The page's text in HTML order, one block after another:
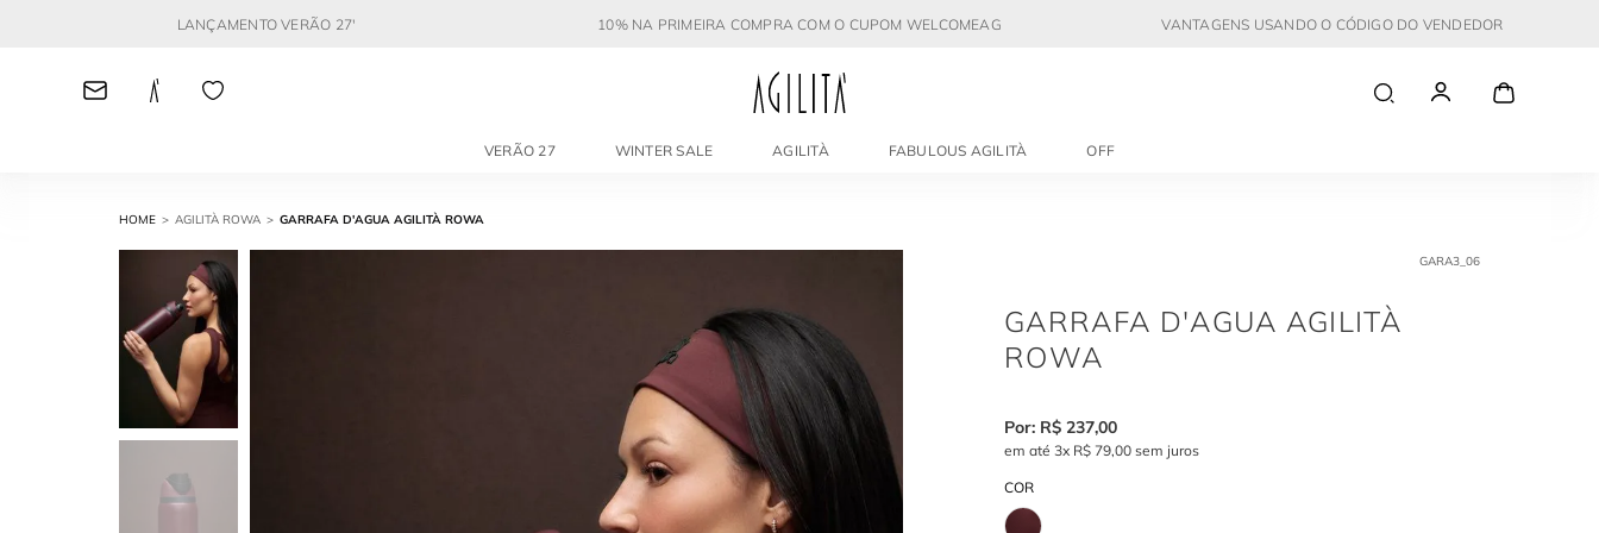
LANÇAMENTO VERÃO 27' 10% NA PRIMEIRA COMPRA COM O CUPOM WELCOMEAG VANTAGENS USANDO O CÓDIGO DO VENDEDOR
VERÃO 27 WINTER SALE AGILITÀ FABULOUS AGILITÀ OFF
AGILITÀ ROWA GARRAFA D'AGUA AGILITÀ ROWA
GARA3_06
GARRAFA D'AGUA AGILITÀ
ROWA
R$ 237,00
em até 3x R$ 79,00 sem juros
COR